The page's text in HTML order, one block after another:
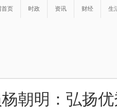
首页 时政 资讯 财经 生
朝明：弘扬